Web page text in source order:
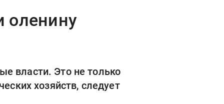
оленину
власти. Это не только
хозяйств, следует